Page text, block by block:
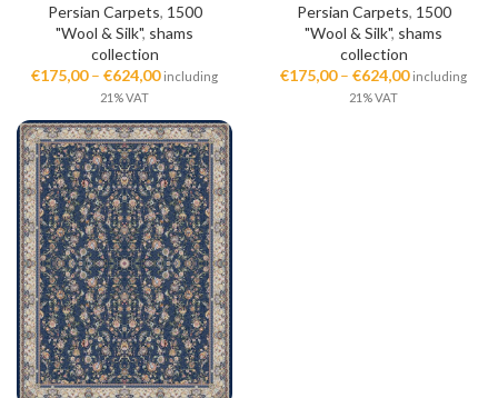
Persian Carpets, 1500
"Wool & Silk", shams
collection
€175,00– €624,00 including
21% VAT
Persian Carpets, 1500
"Wool & Silk", shams
collection
€175,00– €624,00 including
21% VAT